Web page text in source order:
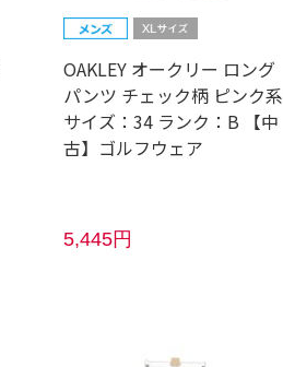
OAKLEY オークリー ロング
パンツ チェック柄 ピンク系
サイズ：34 ランク：B 【中
古】ゴルフウェア
5,445円